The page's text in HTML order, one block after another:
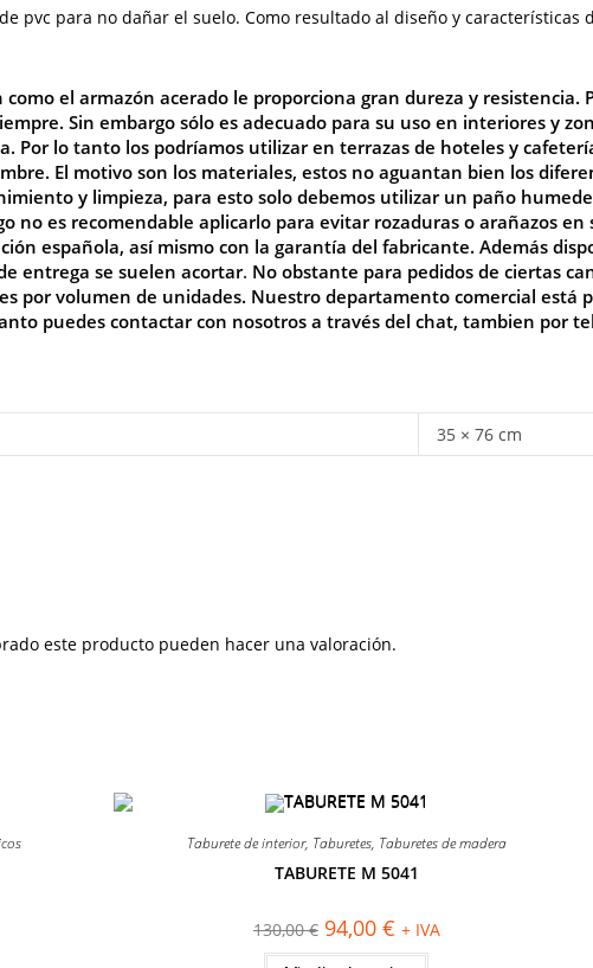
pvc para no dañar el suelo. Como resultado al diseño y
el armazón acerado le proporciona gran dureza y
Sin embargo sólo es adecuado para su uso en interiores y
Por lo tanto los podríamos utilizar en terrazas de hoteles y
El motivo son los materiales, estos no aguantan bien los
y limpieza, para esto solo debemos utilizar un paño
no es recomendable aplicarlo para evitar rozaduras o arañazos
española, así mismo con la garantía del fabricante. Además
entrega se suelen acortar. No obstante para pedidos de ciertas
por volumen de unidades. Nuestro departamento comercial está
puedes contactar con nosotros a través del chat, tambien por
35 × 76 cm
este producto pueden hacer una valoración.
Taburete de interior, Taburetes, Taburetes de madera
TABURETE M 5041
130,00€ El
precio
original
94,00 €El
precio
actual
+ IVA